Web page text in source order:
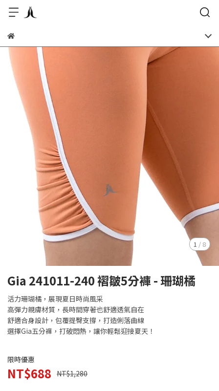
1 / 8
Gia 241011-240 褶皺5分褲 - 珊瑚橘
活力珊瑚橘，展現夏日時尚風采
高彈力親膚材質，長時間穿著也舒適透氣自在
舒適合身設計，包覆提臀支撐，打造俐落曲線
選擇Gia五分褲，打破悶熱，讓你輕鬆迎接夏天！
限時優惠
NT$688 NT$1,280